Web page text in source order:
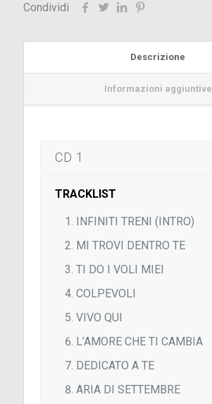
Condividi
Descrizione
Informazioni aggiuntive
CD 1
TRACKLIST
INFINITI TRENI (INTRO)
MI TROVI DENTRO TE
TI DO I VOLI MIEI
COLPEVOLI
VIVO QUI
L’AMORE CHE TI CAMBIA
DEDICATO A TE
ARIA DI SETTEMBRE